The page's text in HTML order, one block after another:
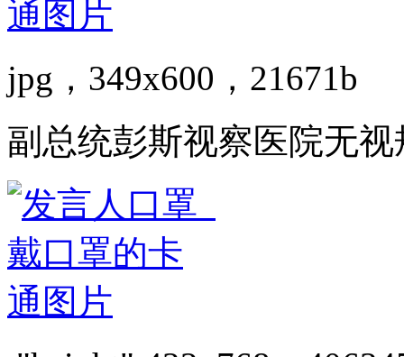
jpg，349x600，21671b
副总统彭斯视察医院无